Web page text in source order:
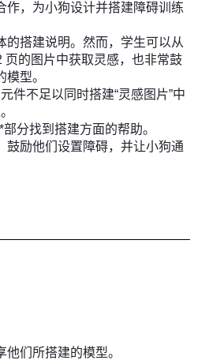
作，为小狗设计并搭建障碍训练
的搭建说明。然而，学生可以从
页的图片中获取灵感，也非常鼓
型。
件不足以同时搭建“灵感图片”中
分找到搭建方面的帮助。
鼓励他们设置障碍，并让小狗通
们所搭建的模型。